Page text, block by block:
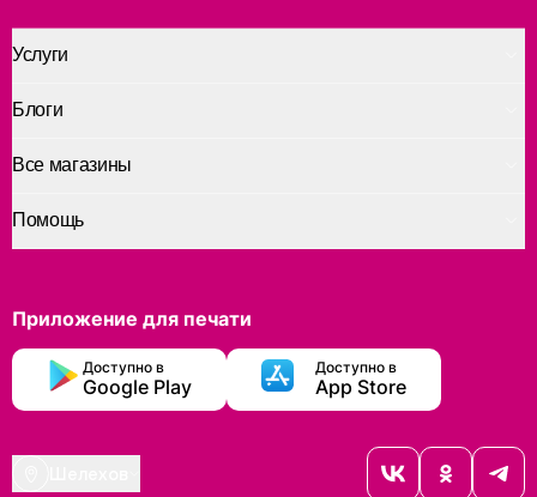
Услуги
Помощь
Блоги
Все магазины
Приложение для печати
Доступно в
Google Play
Доступно в
App Store